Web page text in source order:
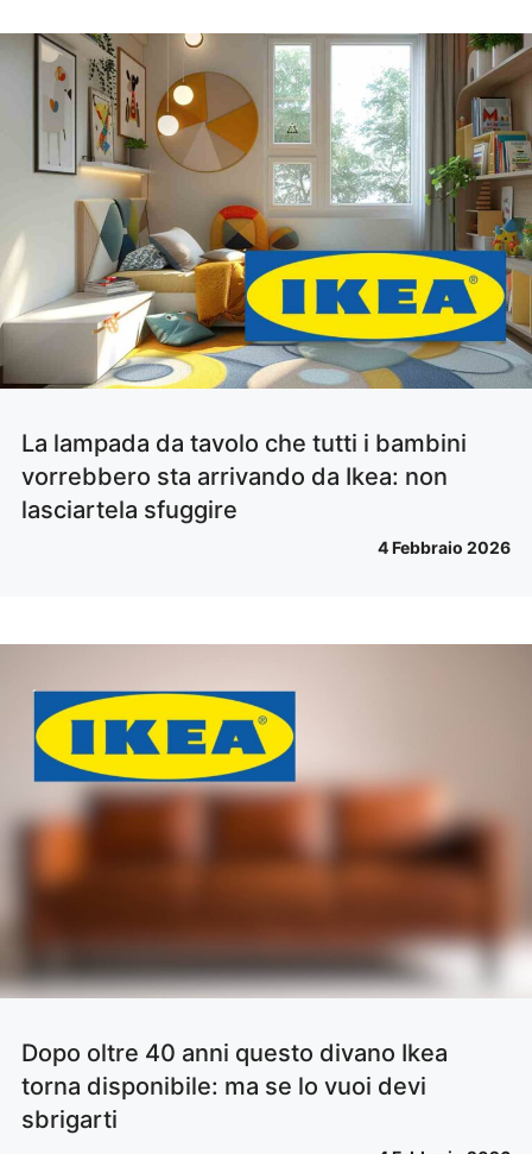
La lampada da tavolo che tutti i bambini
vorrebbero sta arrivando da Ikea: non
lasciartela sfuggire
4 Febbraio 2026
Dopo oltre 40 anni questo divano Ikea
torna disponibile: ma se lo vuoi devi
sbrigarti